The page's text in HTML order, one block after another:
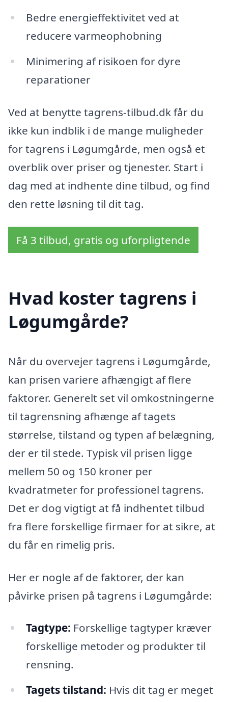
Bedre energieffektivitet ved at
reducere varmeophobning
Minimering af risikoen for dyre
reparationer
Ved at benytte tagrens-tilbud.dk får du
ikke kun indblik i de mange muligheder
for tagrens i Løgumgårde, men også et
overblik over priser og tjenester. Start i
dag med at indhente dine tilbud, og find
den rette løsning til dit tag.
Få 3 tilbud, gratis og uforpligtende
Hvad koster tagrens i
Løgumgårde?
Når du overvejer tagrens i Løgumgårde,
kan prisen variere afhængigt af flere
faktorer. Generelt set vil omkostningerne
til tagrensning afhænge af tagets
størrelse, tilstand og typen af belægning,
der er til stede. Typisk vil prisen ligge
mellem 50 og 150 kroner per
kvadratmeter for professionel tagrens.
Det er dog vigtigt at få indhentet tilbud
fra flere forskellige firmaer for at sikre, at
du får en rimelig pris.
Her er nogle af de faktorer, der kan
påvirke prisen på tagrens i Løgumgårde:
Tagtype: Forskellige tagtyper kræver
forskellige metoder og produkter til
rensning.
Tagets tilstand: Hvis dit tag er meget